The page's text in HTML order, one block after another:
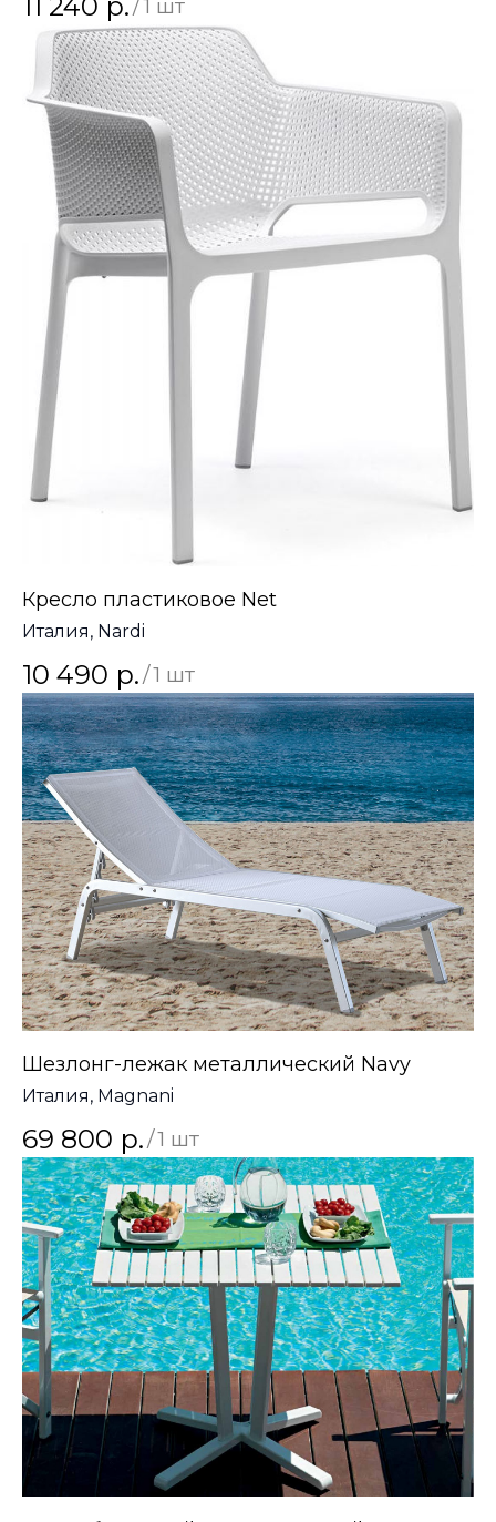
/1 шт
Кресло пластиковое Net
Италия, Nardi
10 490 р./1 шт
Шезлонг-лежак металлический Navy
Италия, Magnani
69 800 р./1 шт